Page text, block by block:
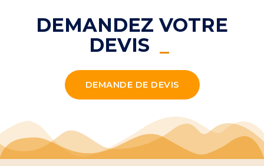
DEMANDEZ VOTRE
DEVIS
DEMANDE DE DEVIS